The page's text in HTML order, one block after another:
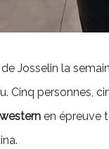
Josselin la
Cinq personnes,
westernen épreuve